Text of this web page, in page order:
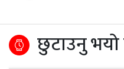
छुटाउनु भयो